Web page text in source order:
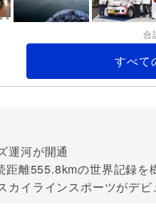
合
すべて
運河が開通
離555.8kmの世界記録を
イラインスポーツがデビ